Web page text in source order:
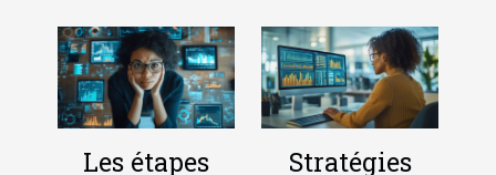
Les étapes
Stratégies